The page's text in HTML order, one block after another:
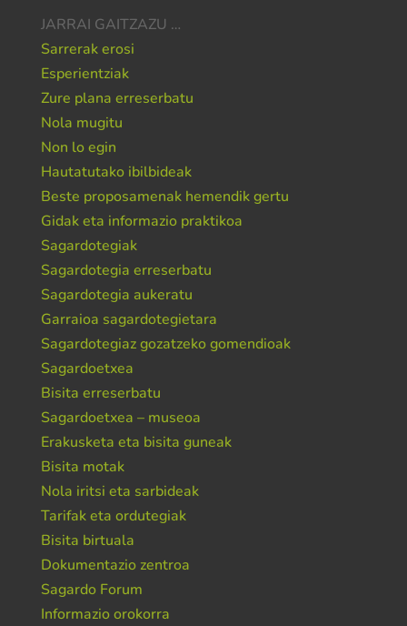
JARRAI GAITZAZU …
Sarrerak erosi
Esperientziak
Zure plana erreserbatu
Nola mugitu
Non lo egin
Hautatutako ibilbideak
Beste proposamenak hemendik gertu
Gidak eta informazio praktikoa
Sagardotegiak
Sagardotegia erreserbatu
Sagardotegia aukeratu
Garraioa sagardotegietara
Sagardotegiaz gozatzeko gomendioak
Sagardoetxea
Bisita erreserbatu
Sagardoetxea – museoa
Erakusketa eta bisita guneak
Bisita motak
Nola iritsi eta sarbideak
Tarifak eta ordutegiak
Bisita birtuala
Dokumentazio zentroa
Sagardo Forum
Informazio orokorra